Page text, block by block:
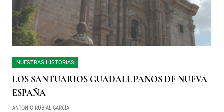
NUESTRAS HISTORIAS
LOS SANTUARIOS GUADALUPANOS DE NUEVA
ESPAÑA
ANTONIO RUBIAL GARCÍA